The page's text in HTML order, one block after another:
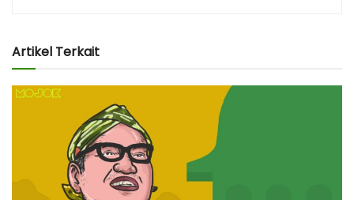
Artikel Terkait